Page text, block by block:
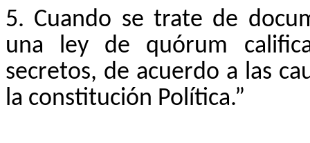
5. Cuando se trate de
una ley de quórum
secretos, de acuerdo a las
la constitución Política.”